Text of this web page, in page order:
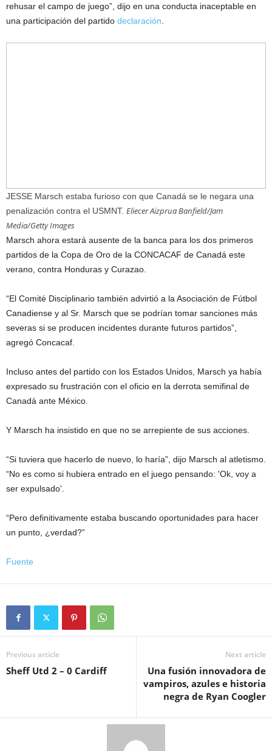
rehusar el campo de juego”, dijo en una conducta inaceptable en
una participación del partido declaración
JESSE Marsch estaba furioso con que Canadá se le negara una
penalización contra el USMNT. Eliecer Aizprua Banfield/Jam
Media/Getty Images
Marsch ahora estará ausente de la banca para los dos primeros
partidos de la Copa de Oro de la CONCACAF de Canadá este
verano, contra Honduras y Curazao.
“El Comité Disciplinario también advirtió a la Asociación de Fútbol
Canadiense y al Sr. Marsch que se podrían tomar sanciones más
severas si se producen incidentes durante futuros partidos”,
agregó Concacaf.
Incluso antes del partido con los Estados Unidos, Marsch ya había
expresado su frustración con el oficio en la derrota semifinal de
Canadá ante México.
Y Marsch ha insistido en que no se arrepiente de sus acciones.
“Si tuviera que hacerlo de nuevo, lo haría”, dijo Marsch al atletismo.
“No es como si hubiera entrado en el juego pensando: 'Ok, voy a
ser expulsado'.
“Pero definitivamente estaba buscando oportunidades para hacer
un punto, ¿verdad?”
Fuente
Previous article
Sheff Utd 2 – 0 Cardiff
Next article
Una fusión innovadora de
vampiros, azules e historia
negra de Ryan Coogler